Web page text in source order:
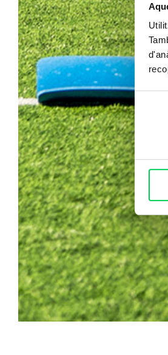
Selecció
de